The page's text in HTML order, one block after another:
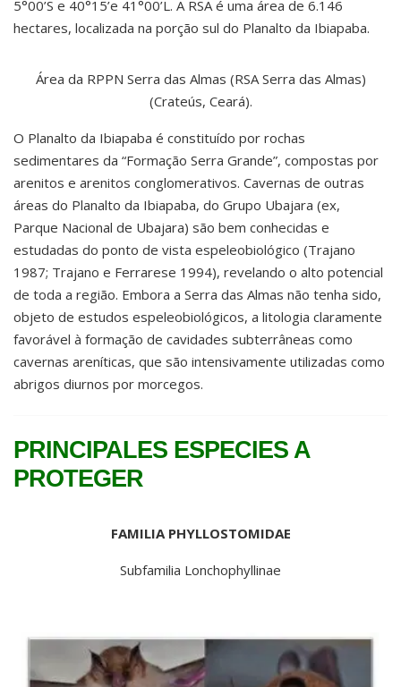
5°00’S e 40°15’e 41°00’L. A RSA é uma área de 6.146
hectares, localizada na porção sul do Planalto da Ibiapaba.
Área da RPPN Serra das Almas (RSA Serra das Almas)
(Crateús, Ceará).
O Planalto da Ibiapaba é constituído por rochas
sedimentares da “Formação Serra Grande”, compostas por
arenitos e arenitos conglomerativos. Cavernas de outras
áreas do Planalto da Ibiapaba, do Grupo Ubajara (ex,
Parque Nacional de Ubajara) são bem conhecidas e
estudadas do ponto de vista espeleobiológico (Trajano
1987; Trajano e Ferrarese 1994), revelando o alto potencial
de toda a região. Embora a Serra das Almas não tenha sido,
objeto de estudos espeleobiológicos, a litologia claramente
favorável à formação de cavidades subterrâneas como
cavernas areníticas, que são intensivamente utilizadas como
abrigos diurnos por morcegos.
PRINCIPALES ESPECIES A
PROTEGER
FAMILIA PHYLLOSTOMIDAE
Subfamilia Lonchophyllinae